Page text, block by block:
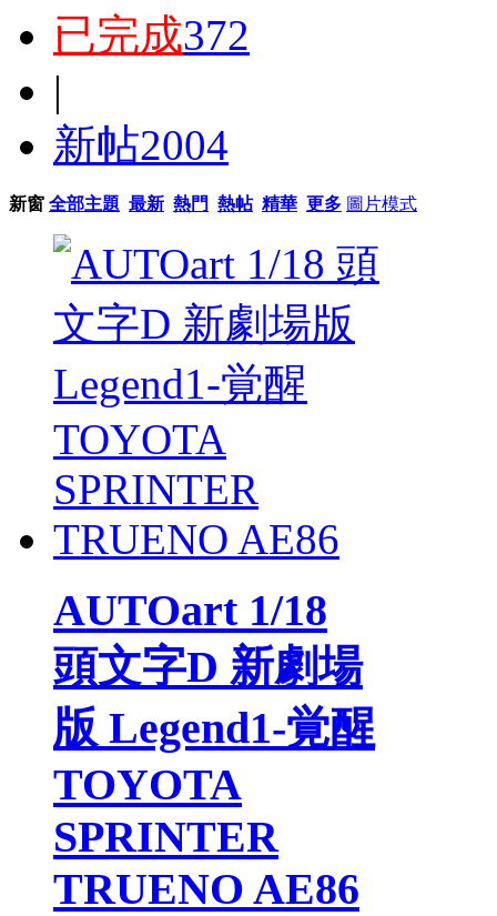
已完成372
|
新帖2004
新窗 全部主題 最新 熱門 熱帖 精華 更多 圖片模式
AUTOart 1/18
頭文字D 新劇場
版 Legend1-覚醒
TOYOTA
SPRINTER
TRUENO AE86